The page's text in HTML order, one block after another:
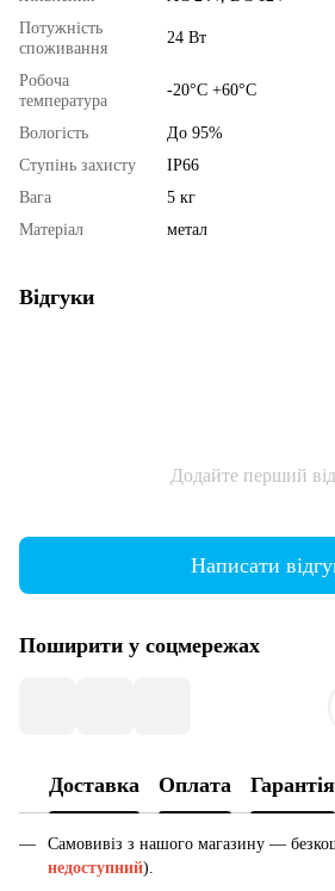
Потужність
споживання
24 Вт
Робоча
температура
-20°С +60°С
Вологість
До 95%
Ступінь захисту
IP66
Вага
5 кг
Матеріал
метал
Відгуки
Додайте перший
Написати
Поширити у соцмережах
Доставка Оплата Гарантія
Самовивіз з нашого магазину —
недоступний).